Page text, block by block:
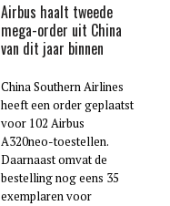
Airbus haalt tweede
mega-order uit China
van dit jaar binnen
China Southern Airlines
heeft een order geplaatst
voor 102 Airbus
A320neo-toestellen.
Daarnaast omvat de
bestelling nog eens 35
exemplaren voor